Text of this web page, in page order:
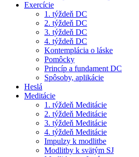
Exercície
1. týždeň DC
2. týždeň DC
3. týždeň DC
4. týždeň DC
Kontemplácia o láske
Pomôcky
Princíp a fundament DC
Spôsoby, aplikácie
Heslá
Meditácie
1. týždeň Meditácie
2. týždeň Meditácie
3. týždeň Meditácie
4. týždeň Meditácie
Impulzy k modlitbe
Modlitby k svätým SJ